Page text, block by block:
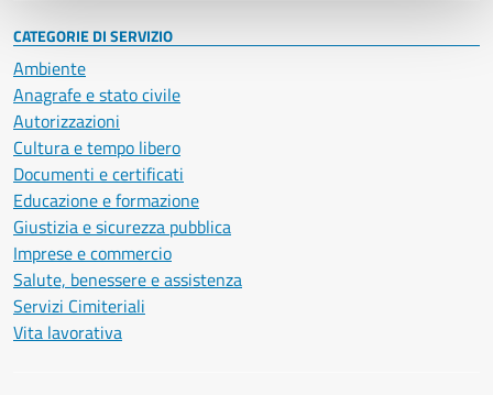
CATEGORIE DI SERVIZIO
Ambiente
Anagrafe e stato civile
Autorizzazioni
Cultura e tempo libero
Documenti e certificati
Educazione e formazione
Giustizia e sicurezza pubblica
Imprese e commercio
Salute, benessere e assistenza
Servizi Cimiteriali
Vita lavorativa